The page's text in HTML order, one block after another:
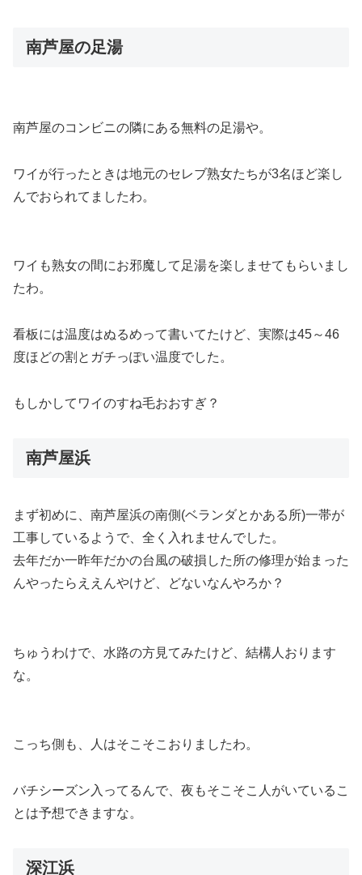
南芦屋の足湯
南芦屋のコンビニの隣にある無料の足湯や。
ワイが行ったときは地元のセレブ熟女たちが3名ほど楽し
んでおられてましたわ。
ワイも熟女の間にお邪魔して足湯を楽しませてもらいまし
たわ。
看板には温度はぬるめって書いてたけど、実際は45～46
度ほどの割とガチっぽい温度でした。
もしかしてワイのすね毛おおすぎ？
南芦屋浜
まず初めに、南芦屋浜の南側(ベランダとかある所)一帯が
工事しているようで、全く入れませんでした。
去年だか一昨年だかの台風の破損した所の修理が始まった
んやったらええんやけど、どないなんやろか？
ちゅうわけで、水路の方見てみたけど、結構人おります
な。
こっち側も、人はそこそこおりましたわ。
バチシーズン入ってるんで、夜もそこそこ人がいているこ
とは予想できますな。
深江浜